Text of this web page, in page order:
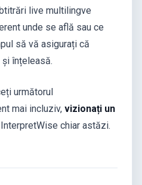
live multilingve
unde se află sau ce
să vă asigurați că
înțeleasă.
următorul
mai incluziv, vizionați un
chiar astăzi.